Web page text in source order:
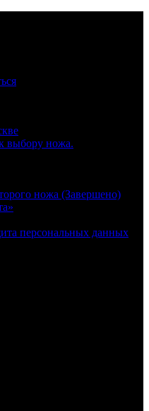
выбору ножа.
ножа (Завершено)
персональных данных